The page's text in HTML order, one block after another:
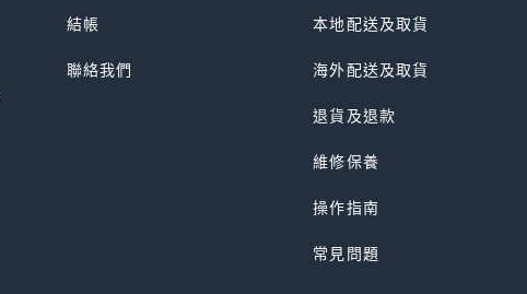
結帳
聯絡我們
本地配送及取貨
海外配送及取貨
退貨及退款
維修保養
操作指南
常見問題